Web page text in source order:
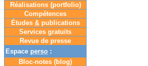
Réalisations (portfolio)
Compétences
Études &publications
Services gratuits
Revue de presse
Espace perso :
Bloc-notes (blog)